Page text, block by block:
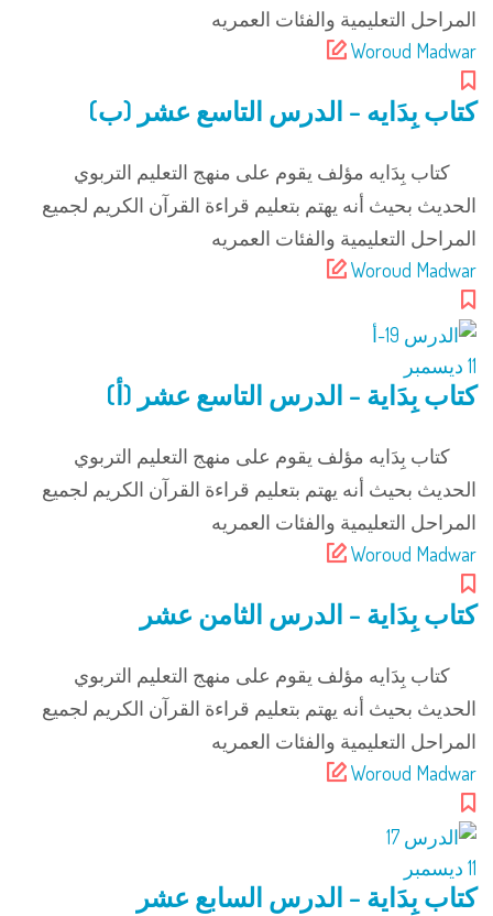
المراحل التعليمية والفئات العمريه
Woroud Madwar
كتاب بِدَايه – الدرس التاسع عشر (ب)
كتاب بِدَايه مؤلف يقوم على منهج التعليم التربوي
الحديث بحيث أنه يهتم بتعليم قراءة القرآن الكريم لجميع
المراحل التعليمية والفئات العمريه
Woroud Madwar
11 ديسمبر
كتاب بِدَاية – الدرس التاسع عشر (أ)
كتاب بِدَايه مؤلف يقوم على منهج التعليم التربوي
الحديث بحيث أنه يهتم بتعليم قراءة القرآن الكريم لجميع
المراحل التعليمية والفئات العمريه
Woroud Madwar
كتاب بِدَاية – الدرس الثامن عشر
كتاب بِدَايه مؤلف يقوم على منهج التعليم التربوي
الحديث بحيث أنه يهتم بتعليم قراءة القرآن الكريم لجميع
المراحل التعليمية والفئات العمريه
Woroud Madwar
11 ديسمبر
كتاب بِدَاية – الدرس السابع عشر